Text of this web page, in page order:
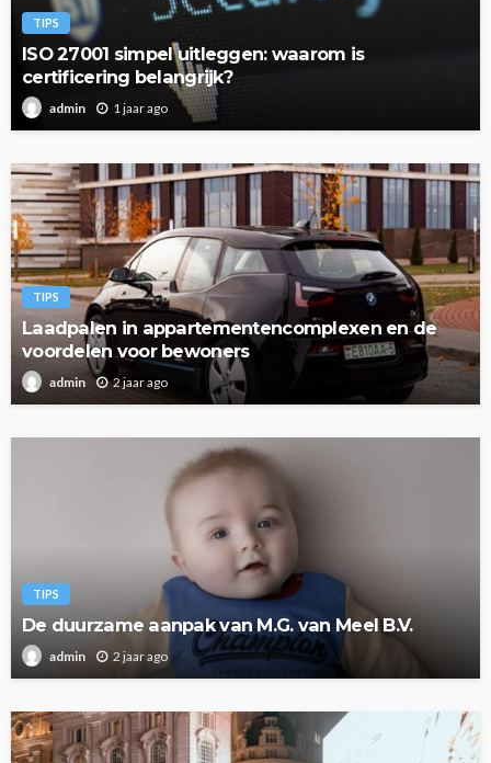
TIPS
ISO 27001 simpel uitleggen: waarom is
certificering belangrijk?
admin 1 jaar ago
TIPS
Laadpalen in appartementencomplexen en de
voordelen voor bewoners
admin 2 jaar ago
TIPS
De duurzame aanpak van M.G. van Meel B.V.
admin 2 jaar ago